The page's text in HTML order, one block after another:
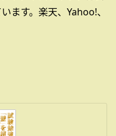
ます。楽天、Yahoo!、